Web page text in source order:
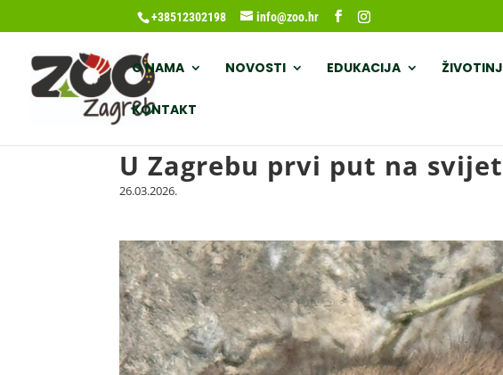
+38512302198 info@zoo.hr
O NAMA NOVOSTI EDUKACIJA
KONTAKT
U Zagrebu prvi put na
26.03.2026.